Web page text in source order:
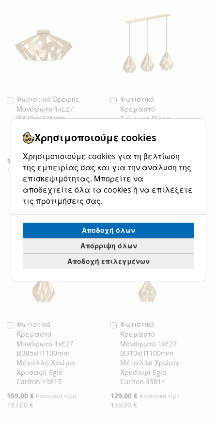
Φωτιστικό Οροφής
Μονόφωτο 1xE27
Ø470xH235mm
Χρυσαφί Eglo
Carlton 43908
Ειδική
Τιμή
149,00 € Κανονική τιμή
184,00 €
Προσθήκη
στο
Καλάθι
ΠΡΟΣΘΉΚΗ
ΠΡΟΣΘΉΚΗ
Φωτιστικό
Κρεμαστό
Τρίφωτο Ράγα
L805xH1100mm
Χρυσαφί Eglo
Carlton 43909
Ειδική
Τιμή
199,00 € Κανονική τιμή
246,00 €
Προσθήκη
στο
Καλάθι
ΠΡΟΣΘΉΚΗ
ΣΤΗ
ΛΊΣΤΑ
ΕΠΙΘΥΜΙΏΝ
ΠΡΟΣΘΉΚΗ
Φωτιστικό
Κρεμαστό
Μονόφωτο 1xE27
Ø385xH1100mm
Μέταλλο Χρώμα
Χρυσαφί Eglo
Carlton 43815
Ειδική
Τιμή
159,00 € Κανονική τιμή
197,00 €
Προσθήκη
στο
Καλάθι
Φωτιστικό
Κρεμαστό
Μονόφωτο 1xE27
Ø310xH1100mm
Μέταλλο Χρώμα
Χρυσαφί Eglo
Carlton 43814
Ειδική
Τιμή
129,00 € Κανονική τιμή
159,00 €
Προσθήκη
στο
Καλάθι
Χρησιμοποιούμε cookies
Χρησιμοποιούμε cookies για τη βελτίωση
της εμπειρίας σας και για την ανάλυση της
επισκεψιμότητας. Μπορείτε να
αποδεχτείτε όλα τα cookies ή να επιλέξετε
τις προτιμήσεις σας.
Αποδοχή όλων
Απόρριψη όλων
Αποδοχή επιλεγμένων